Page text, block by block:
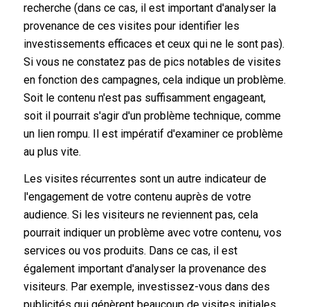
recherche (dans ce cas, il est important d'analyser la
provenance de ces visites pour identifier les
investissements efficaces et ceux qui ne le sont pas).
Si vous ne constatez pas de pics notables de visites
en fonction des campagnes, cela indique un problème.
Soit le contenu n'est pas suffisamment engageant,
soit il pourrait s'agir d'un problème technique, comme
un lien rompu. Il est impératif d'examiner ce problème
au plus vite.
Les visites récurrentes sont un autre indicateur de
l'engagement de votre contenu auprès de votre
audience. Si les visiteurs ne reviennent pas, cela
pourrait indiquer un problème avec votre contenu, vos
services ou vos produits. Dans ce cas, il est
également important d'analyser la provenance des
visiteurs. Par exemple, investissez-vous dans des